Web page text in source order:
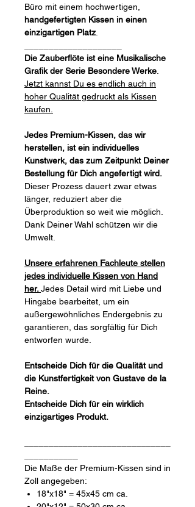
Büro mit einem hochwertigen,
handgefertigten Kissen in einen
einzigartigen Platz
Die Zauberflöte ist eine Musikalische
Grafik der Serie Besondere Werke
Jetzt kannst Du es endlich auch in
hoher Qualität gedruckt als Kissen
kaufen.
Jedes Premium-Kissen, das wir
herstellen, ist ein individuelles
Kunstwerk, das zum Zeitpunkt Deiner
Bestellung für Dich angefertigt wird.
Dieser Prozess dauert zwar etwas
länger, reduziert aber die
Überproduktion so weit wie möglich.
Dank Deiner Wahl schützen wir die
Umwelt.
Unsere erfahrenen Fachleute stellen
jedes individuelle Kissen von Hand
her.Jedes Detail wird mit Liebe und
Hingabe bearbeitet, um ein
außergewöhnliches Endergebnis zu
garantieren, das sorgfältig für Dich
entworfen wurde.
Entscheide Dich für die Qualität und
die Kunstfertigkeit von Gustave de la
Reine.
Entscheide Dich für ein wirklich
einzigartiges Produkt.
Die Maße der Premium-Kissen sind in
Zoll angegeben:
18"x18" = 45x45 cm ca.